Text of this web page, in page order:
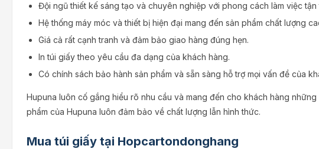
Đội ngũ thiết kế sáng tạo và chuyên nghiệp với phong cách làm việc tận
Hệ thống máy móc và thiết bị hiện đại mang đến sản phẩm chất lượng
Giá cả rất cạnh tranh và đảm bảo giao hàng đúng hẹn.
In túi giấy theo yêu cầu đa dạng của khách hàng.
Có chính sách bảo hành sản phẩm và sẵn sàng hỗ trợ mọi vấn đề của
Hupuna luôn cố gắng hiểu rõ nhu cầu và mang đến cho khách hàng
phẩm của Hupuna luôn đảm bảo về chất lượng lẫn hình thức.
Mua túi giấy tại Hopcartondonghang